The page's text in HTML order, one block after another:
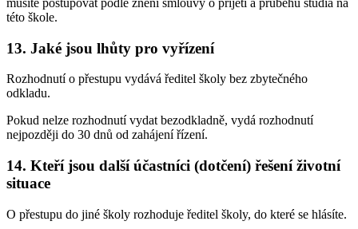
této škole.
13. Jaké jsou lhůty pro vyřízení
Rozhodnutí o přestupu vydává ředitel školy bez zbytečného
odkladu.
Pokud nelze rozhodnutí vydat bezodkladně, vydá rozhodnutí
nejpozději do 30 dnů od zahájení řízení.
14. Kteří jsou další účastníci (dotčení) řešení životní
situace
O přestupu do jiné školy rozhoduje ředitel školy, do které se hlásíte.